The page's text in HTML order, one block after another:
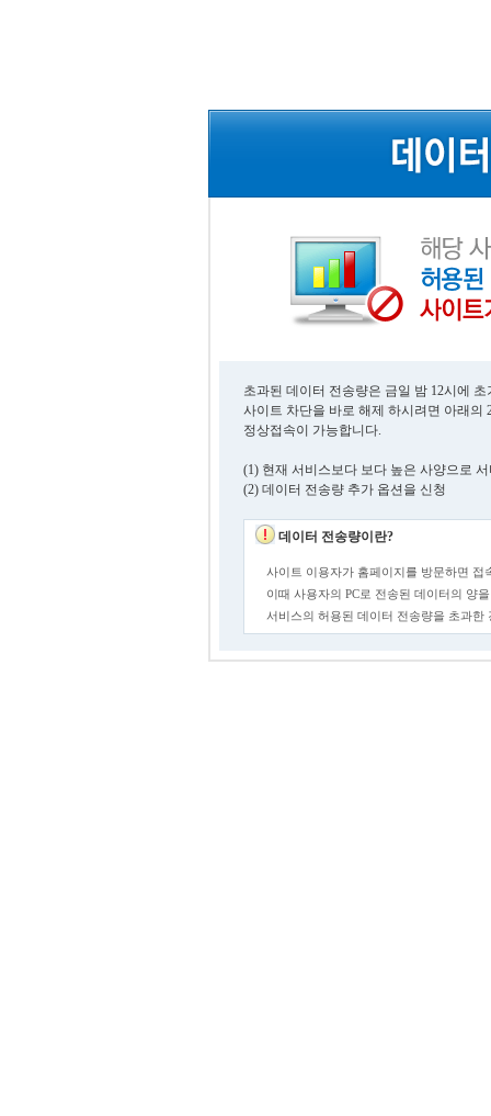
초과된 데이터 전송량은 금일 밤 12시에
사이트 차단을 바로 해제 하시려면 아래의
정상접속이 가능합니다.
(1) 현재 서비스보다 보다 높은 사양으로
(2) 데이터 전송량 추가 옵션을 신청
데이터 전송량이란?
사이트 이용자가 홈페이지를 방문하면 접
이때 사용자의 PC로 전송된 데이터의 양
서비스의 허용된 데이터 전송량을 초과